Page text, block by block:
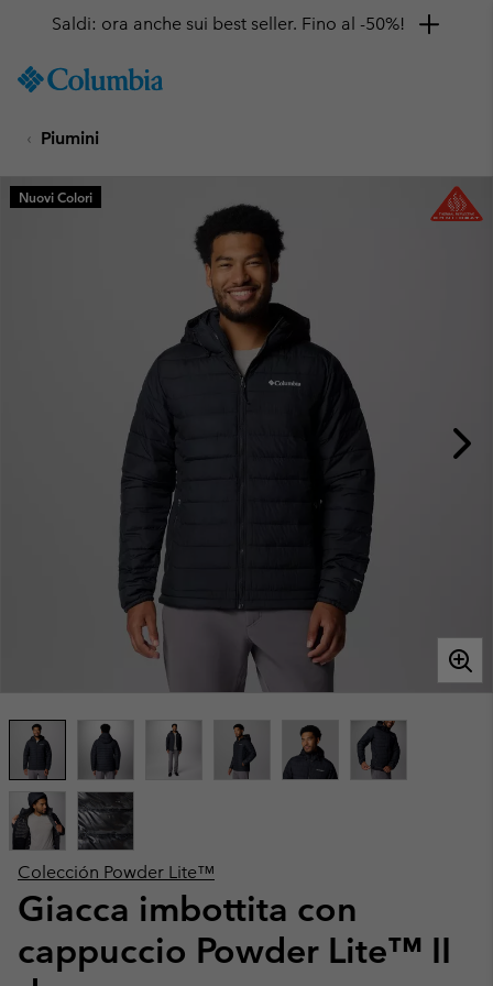
TO
SKIP
MAIN
NAV
Saldi: ora anche sui best seller. Fino al -50%!
Piumini
Colección Powder Lite™
Giacca imbottita con
cappuccio Powder Lite™ II
Nuovi Colori